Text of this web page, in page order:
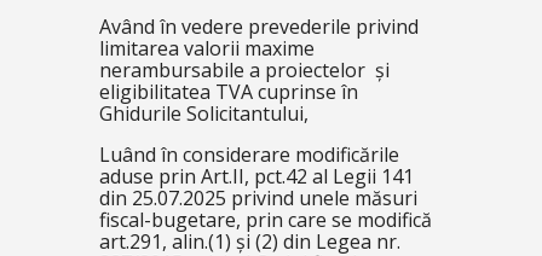
Având în vedere prevederile privind
limitarea valorii maxime
nerambursabile a proiectelor și
eligibilitatea TVA cuprinse în
Ghidurile Solicitantului,
Luând în considerare modificările
aduse prin Art.II, pct.42 al Legii 141
din 25.07.2025 privind unele măsuri
fiscal-bugetare, prin care se modifică
art.291, alin.(1) și (2) din Legea nr.